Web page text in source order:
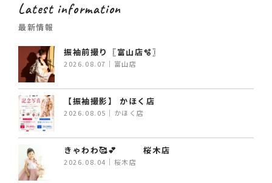
Latest information
最新情報
振袖前撮り〖富山店🫧〗
2026.08.07｜富山店
【振袖撮影】 かほく店
2026.08.05｜かほく店
きゃわわ🥰💕 桜木店
2026.08.04｜桜木店